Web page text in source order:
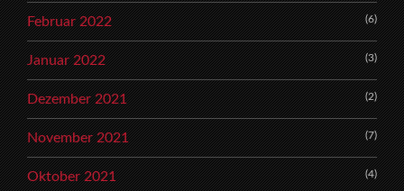
Februar 2022 (6)
Januar 2022 (3)
Dezember 2021 (2)
November 2021 (7)
Oktober 2021 (4)